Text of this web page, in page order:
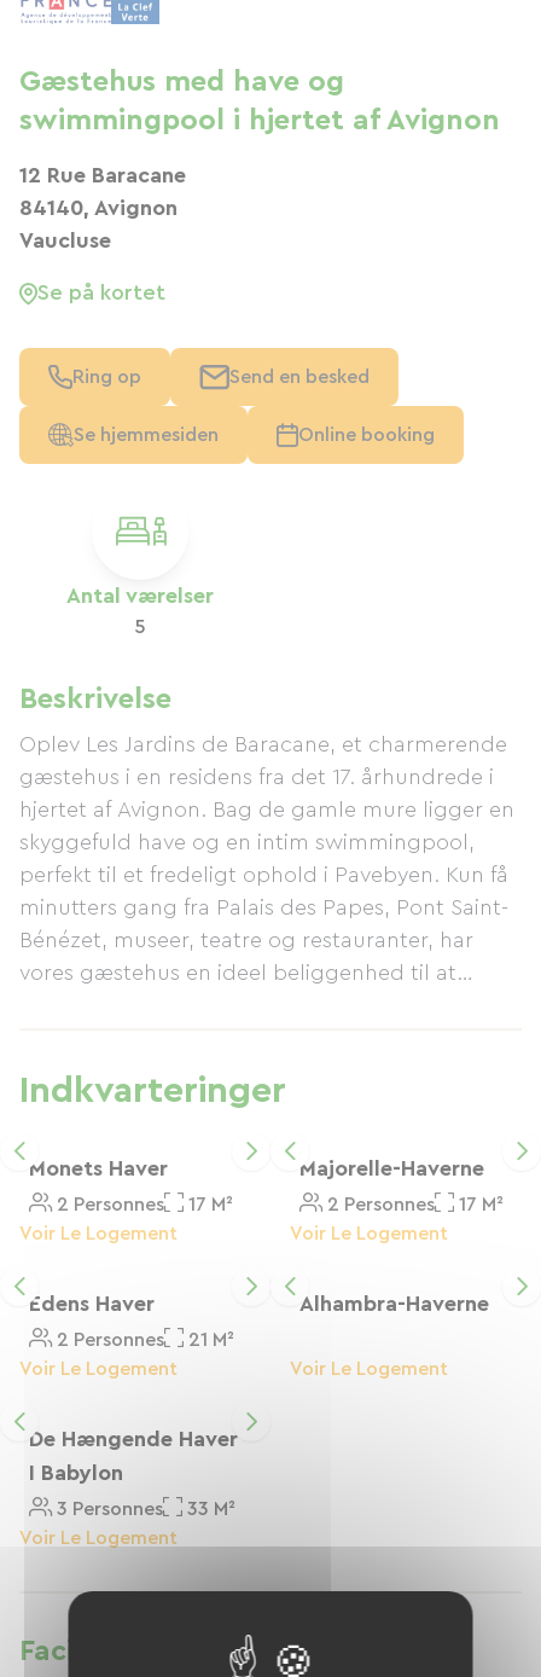
Antal værelser
5
Beskrivelse
Oplev Les Jardins de Baracane, et charmerende
gæstehus i en residens fra det 17. århundrede i
hjertet af Avignon. Bag de gamle mure ligger en
skyggefuld have og en intim swimmingpool,
perfekt til et fredeligt ophold i Pavebyen. Kun få
minutters gang fra Palais des Papes, Pont Saint-
Bénézet, museer, teatre og restauranter, har
vores gæstehus en ideel beliggenhed til at
værelser med aircondition og to suiter, hver med
eget badeværelse eller brusebad, tilbyder
kan du nyde en lækker gratis morgenmad, der
serveres i haven fra kl. 8.30 til 10.30.
Indkvarteringer
Monets Haver
2 Personnes
17 M²
Voir Le Logement
Majorelle-Haverne
2 Personnes
17 M²
Voir Le Logement
Edens Haver
2 Personnes
21 M²
Voir Le Logement
Alhambra-Haverne
Voir Le Logement
De Hængende Haver
I Babylon
3 Personnes
33 M²
Voir Le Logement
Faciliteter
Gæstehus med have og
swimmingpool i hjertet af Avignon
12 Rue Baracane
84140, Avignon
Vaucluse
Se på kortet
Ring op Send en besked
Se hjemmesiden Online booking